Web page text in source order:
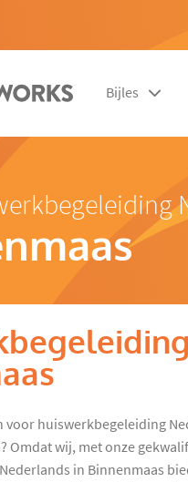
Bijles
voor huiswerkbegeleiding
Omdat wij, met onze
in Binnenmaas